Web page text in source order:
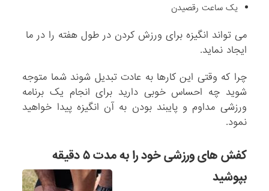
یک ساعت رقصیدن
می تواند انگیزه برای ورزش کردن در طول هفته را در ما
ایجاد نماید.
چرا که وقتی این کارها به عادت تبدیل شوند شما متوجه
شوید چه احساس خوبی دارید برای انجام یک برنامه
ورزشی مداوم و پایبند بودن به آن انگیزه پیدا خواهید
نمود.
کفش های ورزشی خود را به مدت ۵ دقیقه
بپوشید